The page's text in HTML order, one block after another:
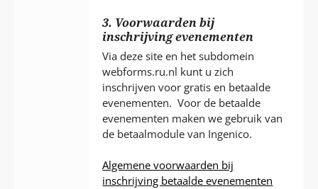
3. Voorwaarden bij
inschrijving evenementen
Via deze site en het subdomein
webforms.ru.nl kunt u zich
inschrijven voor gratis en betaalde
evenementen. Voor de betaalde
evenementen maken we gebruik van
de betaalmodule van Ingenico.
Algemene voorwaarden bij
inschrijving betaalde evenementen